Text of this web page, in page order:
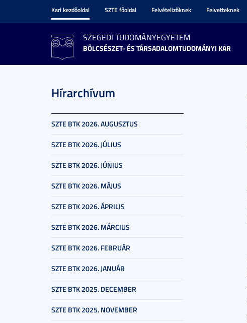
Kari kezdőoldal SZTE főoldal Felvételizőknek Felvetteknek
SZEGEDI TUDOMÁNYEGYETEM
BÖLCSÉSZET- ÉS TÁRSADALOMTUDOMÁNYI KAR
Hírarchívum
SZTE BTK 2026. AUGUSZTUS
SZTE BTK 2026. JÚLIUS
SZTE BTK 2026. JÚNIUS
SZTE BTK 2026. MÁJUS
SZTE BTK 2026. ÁPRILIS
SZTE BTK 2026. MÁRCIUS
SZTE BTK 2026. FEBRUÁR
SZTE BTK 2026. JANUÁR
SZTE BTK 2025. DECEMBER
SZTE BTK 2025. NOVEMBER